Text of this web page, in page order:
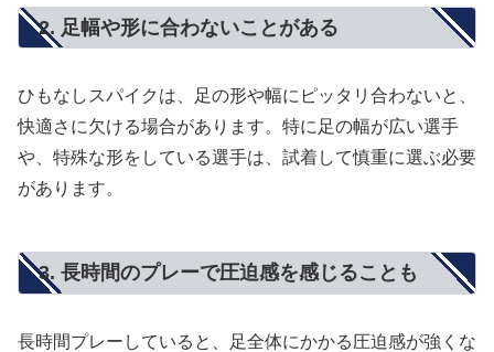
2. 足幅や形に合わないことがある
ひもなしスパイクは、足の形や幅にピッタリ合わないと、
快適さに欠ける場合があります。特に足の幅が広い選手
や、特殊な形をしている選手は、試着して慎重に選ぶ必要
があります。
3. 長時間のプレーで圧迫感を感じることも
長時間プレーしていると、足全体にかかる圧迫感が強くな